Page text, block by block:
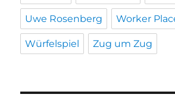
Uwe Rosenberg Worker
Würfelspiel Zug um Zug